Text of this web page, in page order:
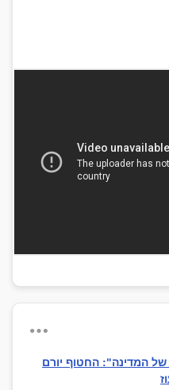
של המדינה": החטוף יורם